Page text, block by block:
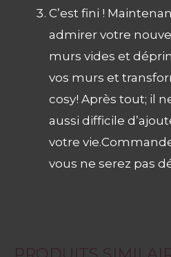
C’est fini !
admirer votre
murs vides et
vos murs et
cosy! Après tout; il
aussi difficile
votre
vous ne serez pas